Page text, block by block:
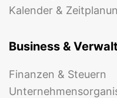
Kalender &
Business &
Finanzen & Steuern